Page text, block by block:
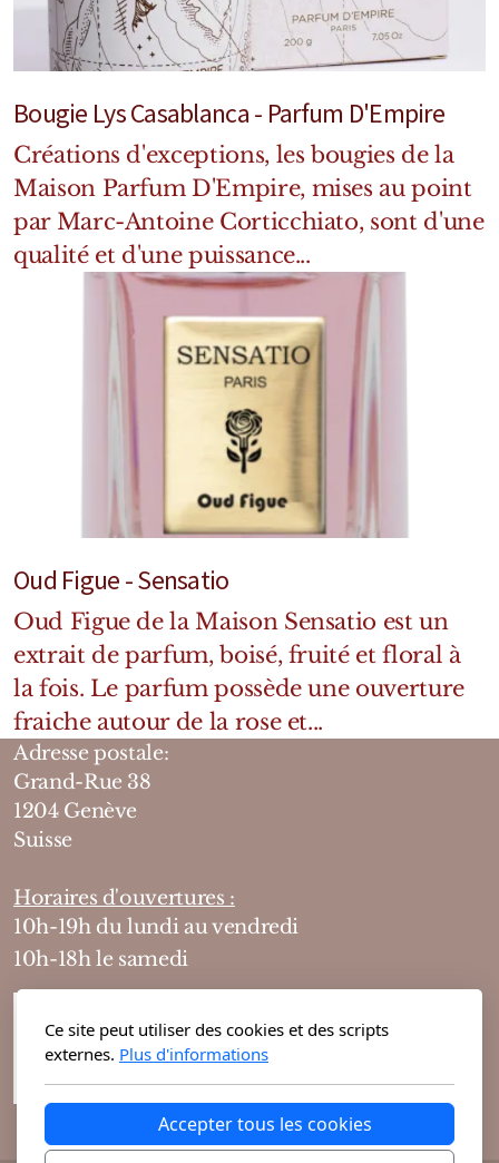
Bougie Lys Casablanca - Parfum D'Empire
Créations d'exceptions, les bougies de la
Maison Parfum D'Empire, mises au point
par Marc-Antoine Corticchiato, sont d'une
qualité et d'une puissance...
Oud Figue - Sensatio
Oud Figue de la Maison Sensatio est un
extrait de parfum, boisé, fruité et floral à
la fois. Le parfum possède une ouverture
fraiche autour de la rose et...
Adresse postale:
Grand-Rue 38
1204 Genève
Suisse
Horaires d'ouvertures :
10h-19h du lundi au vendredi
10h-18h le samedi
Ce site peut utiliser des cookies et des scripts
externes. Plus d'informations
Accepter tous les cookies